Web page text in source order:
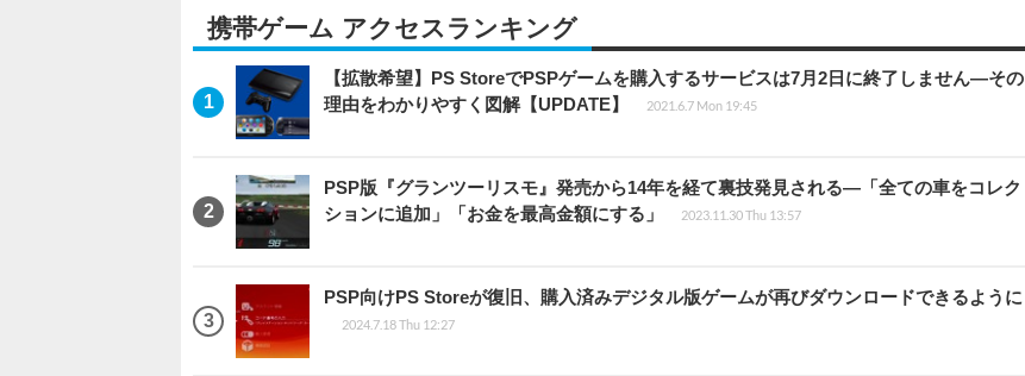
携帯ゲーム アクセスランキング
【拡散希望】PS StoreでPSPゲームを購入するサービスは7月2日に終了しません―その
理由をわかりやすく図解【UPDATE】
2021.6.7 Mon 19:45
PSP版『グランツーリスモ』発売から14年を経て裏技発見される―「全ての車をコレク
ションに追加」「お金を最高金額にする」
2023.11.30 Thu 13:57
PSP向けPS Storeが復旧、購入済みデジタル版ゲームが再びダウンロードできるように
2024.7.18 Thu 12:27